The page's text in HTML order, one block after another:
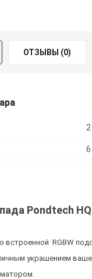
ОТЗЫВЫ (0)
2
6
Pondtech
встроенной RGBW
украшением